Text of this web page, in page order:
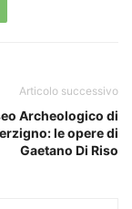
Articolo successivo
Archeologico di
le opere di
Gaetano Di Riso